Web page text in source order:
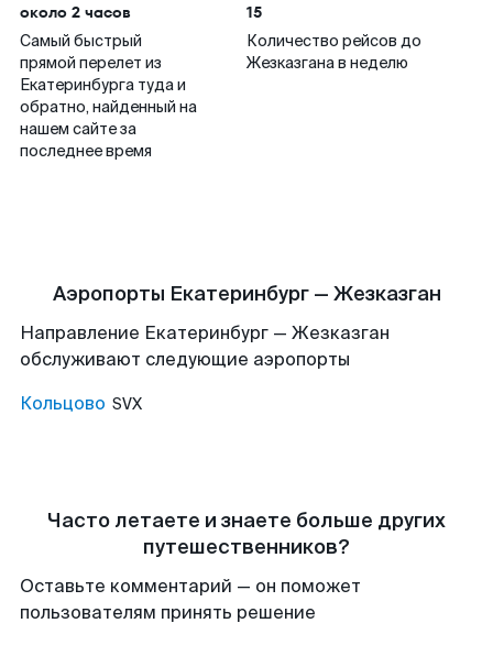
около 2 часов
Самый быстрый
прямой перелет из
Екатеринбурга туда и
обратно, найденный на
нашем сайте за
последнее время
15
Количество рейсов до
Жезказгана в неделю
Аэропорты Екатеринбург — Жезказган
Направление Екатеринбург — Жезказган
обслуживают следующие аэропорты
Кольцово SVX
Часто летаете и знаете больше других
путешественников?
Оставьте комментарий — он поможет
пользователям принять решение